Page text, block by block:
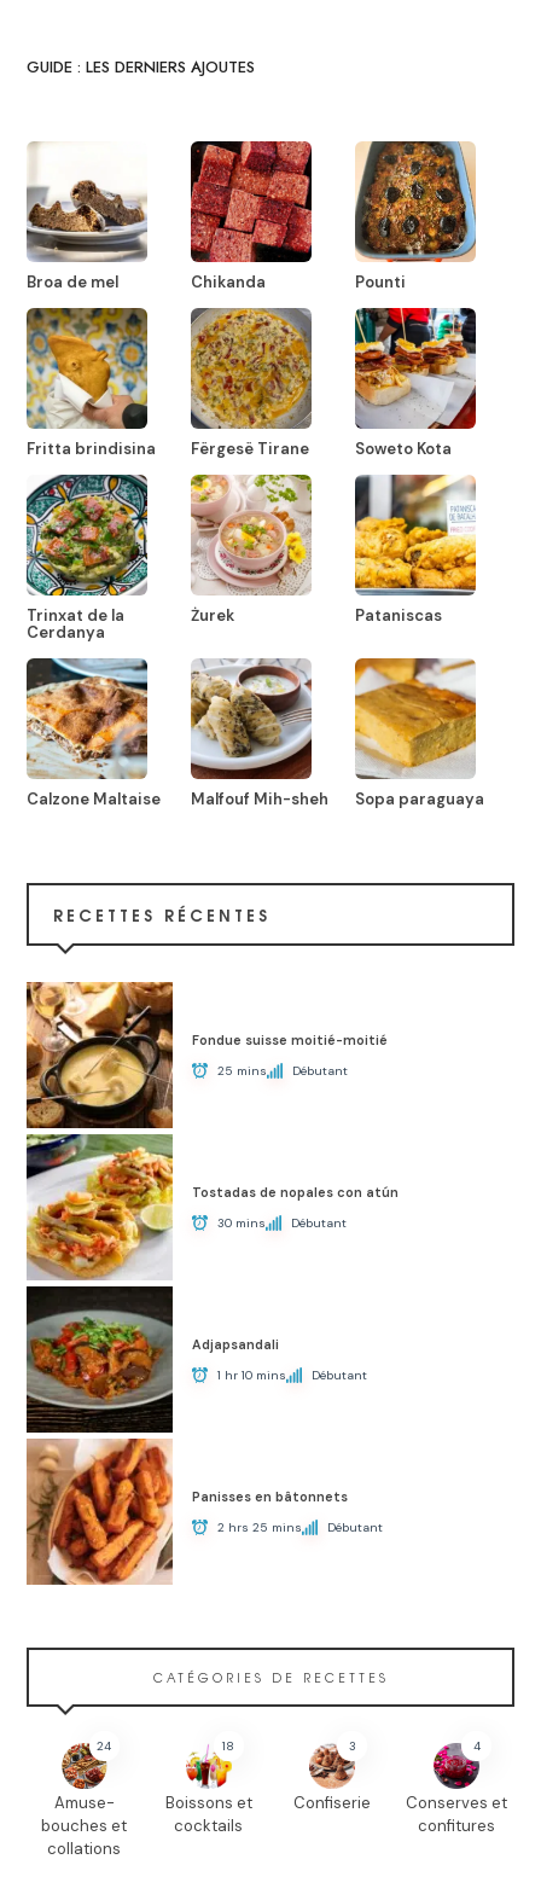
GUIDE : LES DERNIERS AJOUTES
Broa de mel Chikanda Pounti
Fritta brindisina Fërgesë Tirane Soweto Kota
Trinxat de la
Cerdanya
Żurek Pataniscas
Calzone Maltaise Malfouf Mih-sheh Sopa paraguaya
RECETTES RÉCENTES
Fondue suisse moitié-moitié
25 mins Débutant
Tostadas de nopales con atún
30 mins Débutant
Adjapsandali
1 hr 10 mins Débutant
Panisses en bâtonnets
2 hrs 25 mins Débutant
CATÉGORIES DE RECETTES
24
Amuse-
bouches et
collations
18
Boissons et
cocktails
3
Confiserie
4
Conserves et
confitures